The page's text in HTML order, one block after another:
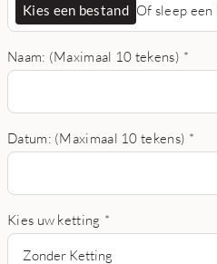
Kies een bestand Of sleep een
Naam: (Maximaal 10 tekens) *
Datum: (Maximaal 10 tekens) *
Kies uw ketting *
Zonder Ketting